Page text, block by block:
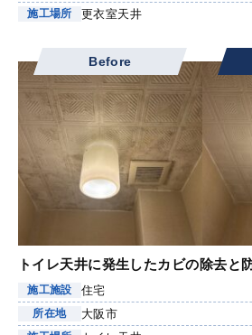
施工場所 更衣室天井
Before
トイレ天井に発生したカビの除去と
施工施設 住宅
所在地 大阪市